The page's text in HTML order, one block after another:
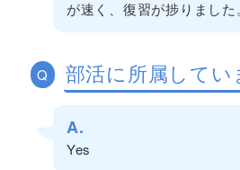
が速く、復習が捗りました
Q 部活に所属してい
A.
Yes